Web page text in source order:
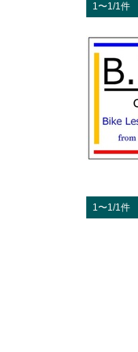
1〜1/1件
1〜1/1件